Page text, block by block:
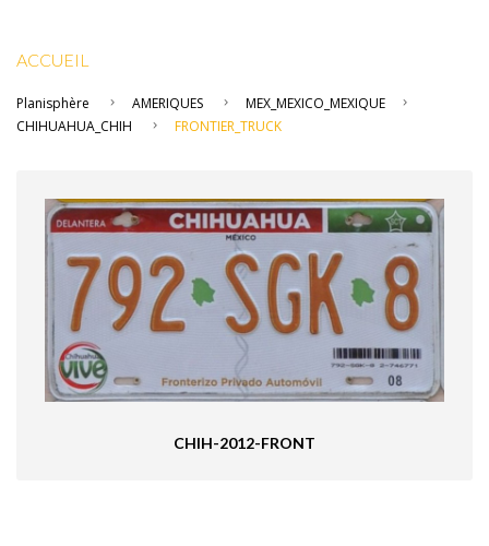
ACCUEIL
Planisphère AMERIQUES
MEX_MEXICO_MEXIQUE
CHIHUAHUA_CHIH
FRONTIER_TRUCK
CHIH-2012-FRONT